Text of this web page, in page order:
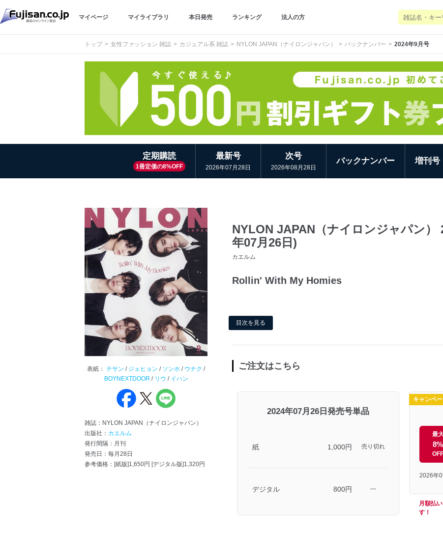
マイページ マイライブラリ 本日発売 ランキング 法人の方
トップ 女性ファッション 雑誌 カジュアル系 雑誌 NYLON JAPAN（ナイロンジャパン） バックナンバー 2024年9月号
定期購読
1冊定価の8%OFF
最新号
2026年07月28日
次号
2026年08月28日
バックナンバー 増刊号
表紙： テサン / ジェヒョン / ソンホ / ウナク /
BOYNEXTDOOR / リウ / イハン
雑誌：NYLON JAPAN（ナイロンジャパン）
出版社： カエルム
発行間隔：月刊
発売日：毎月28日
参考価格：[紙版]1,650円 [デジタル版]1,320円
NYLON JAPAN（ナイロンジャパン）
年07月26日)
カエルム
Rollin' With My Homies
目次を見る
ご注文はこちら
2024年07月26日発売号単品
紙 1,000円 売り切れ
デジタル 800円 ―
キャンペ
最
8%
OFF
2026年
月額払
す！